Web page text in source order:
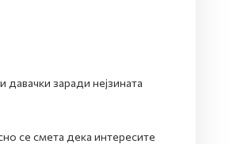
заради нејзината
се смета дека интересите